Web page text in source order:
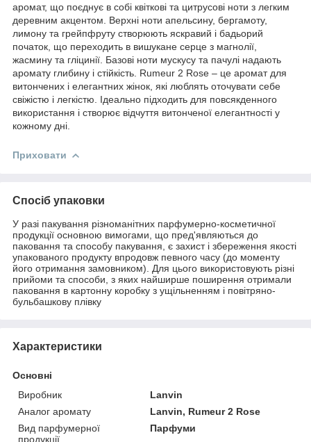
аромат, що поєднує в собі квіткові та цитрусові ноти з легким
деревним акцентом. Верхні ноти апельсину, бергамоту,
лимону та грейпфруту створюють яскравий і бадьорий
початок, що переходить в вишукане серце з магнолії,
жасмину та гліцинії. Базові ноти мускусу та пачулі надають
аромату глибину і стійкість. Rumeur 2 Rose – це аромат для
витончених і елегантних жінок, які люблять оточувати себе
свіжістю і легкістю. Ідеально підходить для повсякденного
використання і створює відчуття витонченої елегантності у
кожному дні.
Приховати
Спосіб упаковки
У разі пакування різноманітних парфумерно-косметичної
продукції основною вимогами, що пред'являються до
паковання та способу пакування, є захист і збереження якості
упакованого продукту впродовж певного часу (до моменту
його отримання замовником). Для цього використовують різні
прийоми та способи, з яких найширше поширення отримали
паковання в картонну коробку з ущільненням і повітряно-
бульбашкову плівку
Характеристики
Основні
Виробник
Lanvin
Аналог аромату
Lanvin, Rumeur 2 Rose
Вид парфумерної
продукції
Парфуми